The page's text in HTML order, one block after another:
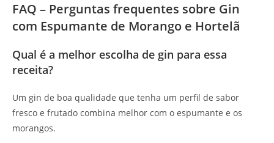
FAQ – Perguntas frequentes sobre Gin
com Espumante de Morango e Hortelã
Qual é a melhor escolha de gin para essa
receita?
Um gin de boa qualidade que tenha um perfil de sabor
fresco e frutado combina melhor com o espumante e os
morangos.